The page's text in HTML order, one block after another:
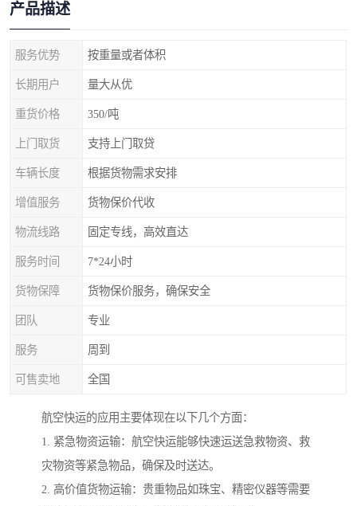
产品描述
服务优势 按重量或者体积
长期用户 量大从优
重货价格 350/吨
上门取货 支持上门取贷
车辆长度 根据货物需求安排
增值服务 货物保价代收
物流线路 固定专线，高效直达
服务时间 7*24小时
货物保障 货物保价服务，确保安全
团队 专业
服务 周到
可售卖地 全国
航空快运的应用主要体现在以下几个方面：
1. 紧急物资运输：航空快运能够快速运送急救物资、救
灾物资等紧急物品，确保及时送达。
2. 高价值货物运输：贵重物品如珠宝、精密仪器等需要